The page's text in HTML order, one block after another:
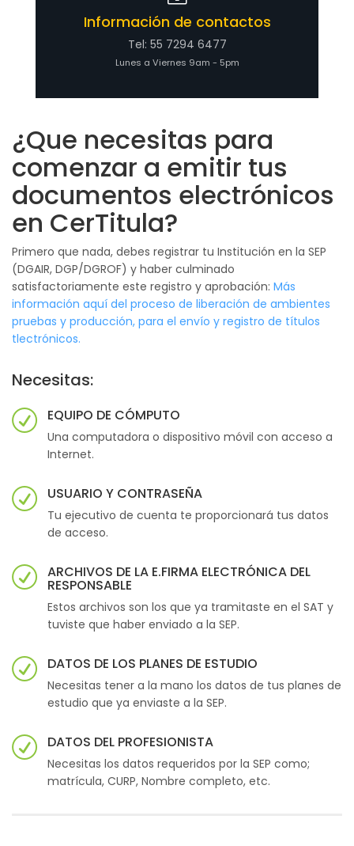
Información de contactos
Tel: 55 7294 6477
Lunes a Viernes 9am - 5pm
¿Que necesitas para
comenzar a emitir tus
documentos electrónicos
en CerTitula?
Primero que nada, debes registrar tu Institución en la SEP
(DGAIR, DGP/DGROF) y haber culminado
satisfactoriamente este registro y aprobación: Más
información aquí del proceso de liberación de ambientes
pruebas y producción, para el envío y registro de títulos
tlectrónicos.
Necesitas:
EQUIPO DE CÓMPUTO
Una computadora o dispositivo móvil con acceso a
Internet.
USUARIO Y CONTRASEÑA
Tu ejecutivo de cuenta te proporcionará tus datos
de acceso.
ARCHIVOS DE LA E.FIRMA ELECTRÓNICA DEL
RESPONSABLE
Estos archivos son los que ya tramitaste en el SAT y
tuviste que haber enviado a la SEP.
DATOS DE LOS PLANES DE ESTUDIO
Necesitas tener a la mano los datos de tus planes de
estudio que ya enviaste a la SEP.
DATOS DEL PROFESIONISTA
Necesitas los datos requeridos por la SEP como;
matrícula, CURP, Nombre completo, etc.